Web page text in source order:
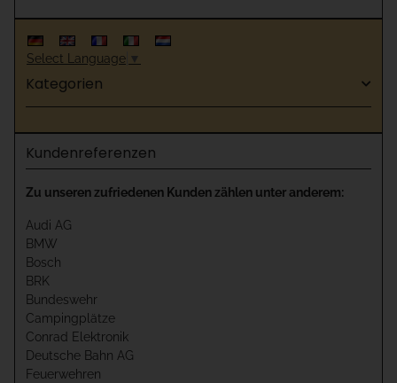
Select Language ▼
Kategorien
Kundenreferenzen
Zu unseren zufriedenen Kunden zählen unter anderem:
Audi AG
BMW
Bosch
BRK
Bundeswehr
Campingplätze
Conrad Elektronik
Deutsche Bahn AG
Feuerwehren